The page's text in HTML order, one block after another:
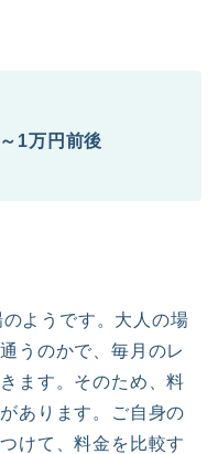
1万円前後
のようです。大人の場
うのかで、毎月のレ
ます。そのため、料
あります。ご自身の
けて、料金を比較す